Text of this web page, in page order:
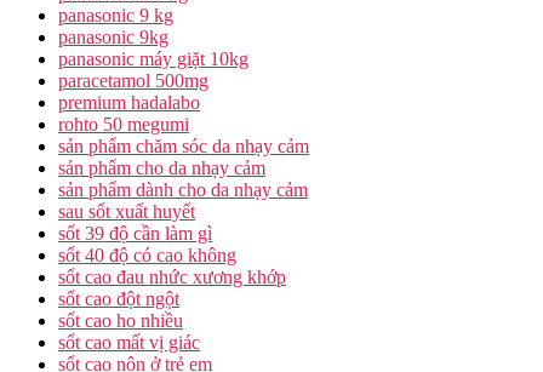
panasonic 9 kg
panasonic 9kg
panasonic máy giặt 10kg
paracetamol 500mg
premium hadalabo
rohto 50 megumi
sản phẩm chăm sóc da nhạy cảm
sản phẩm cho da nhạy cảm
sản phẩm dành cho da nhạy cảm
sau sốt xuất huyết
sốt 39 độ cần làm gì
sốt 40 độ có cao không
sốt cao đau nhức xương khớp
sốt cao đột ngột
sốt cao ho nhiều
sốt cao mất vị giác
sốt cao nôn ở trẻ em